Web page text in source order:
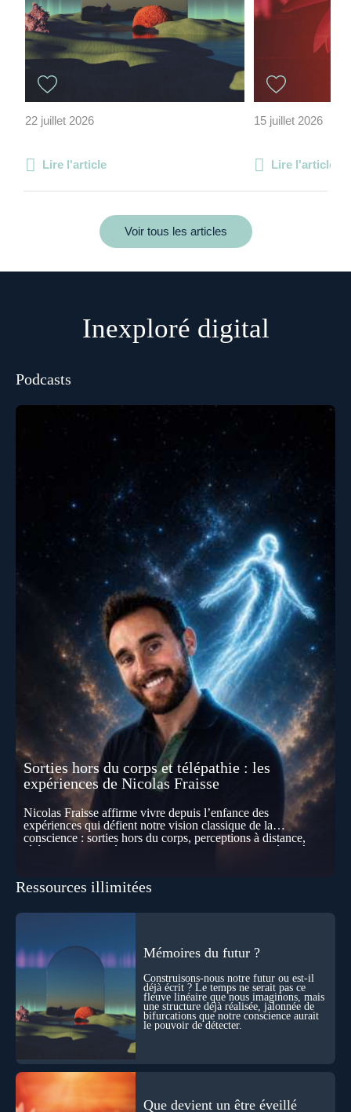
22 juillet 2026
Lire l'article
15 juillet 2026
Lire l'article
Voir tous les articles
Inexploré digital
Podcasts
Sorties hors du corps et télépathie : les
expériences de Nicolas Fraisse
Nicolas Fraisse affirme vivre depuis l’enfance des
expériences qui défient notre vision classique de la
conscience : sorties hors du corps, perceptions à distance,
télépathie spontanée… Comment accueillir ces phénomènes
les pensées d’autrui ? Que deviennent l’espace, le temps… et
disparaître ? Au fil de cet échange, Nicolas raconte ses
durant ses sorties, protocoles scientifiques… et toujours, cette
sensation étrange d’être relié à bien plus vaste que lui-même
! Sommes-nous à l’aube d’une révolution de la conscience ?
Sans doute. Mais encore faut-il accepter d’explorer ces
territoires avec lucidité, et rigueur…
Ressources illimitées
Mémoires du futur ?
Construisons-nous notre futur ou est-il
déjà écrit ? Le temps ne serait pas ce
fleuve linéaire que nous imaginons, mais
une structure déjà réalisée, jalonnée de
bifurcations que notre conscience aurait
le pouvoir de détecter.
Que devient un être éveillé